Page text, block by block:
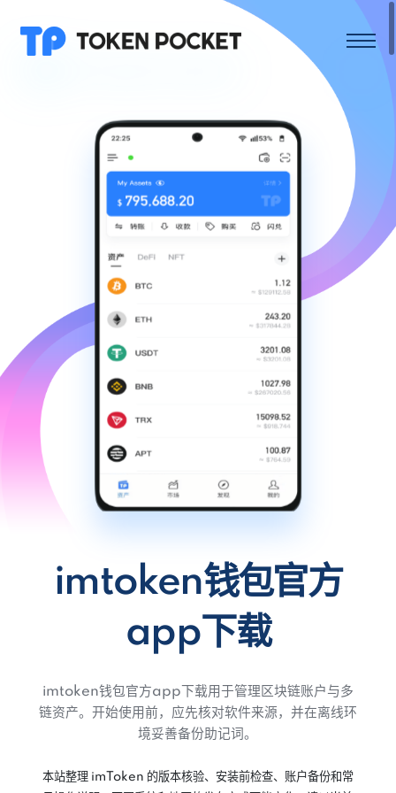
imtoken钱包官方
app下载
imtoken钱包官方app下载用于管理区块链账户与多
链资产。开始使用前，应先核对软件来源，并在离线环
境妥善备份助记词。
本站整理 imToken 的版本核验、安装前检查、账户备份和常